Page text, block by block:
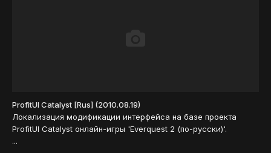
ProfitUI Catalyst [Rus] (2010.08.19)
Локализация модификации интерфейса на базе проекта
ProfitUI Catalyst онлайн-игры 'Everquest 2 (по-русски)'.
...